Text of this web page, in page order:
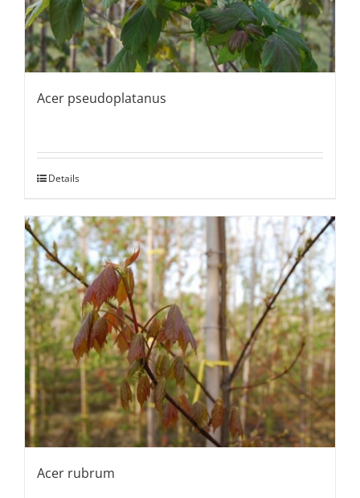
Acer pseudoplatanus
Details
Acer rubrum